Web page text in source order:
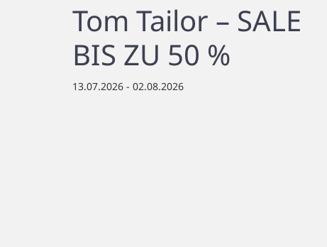
Tom Tailor – SALE
BIS ZU 50 %
13.07.2026 - 02.08.2026